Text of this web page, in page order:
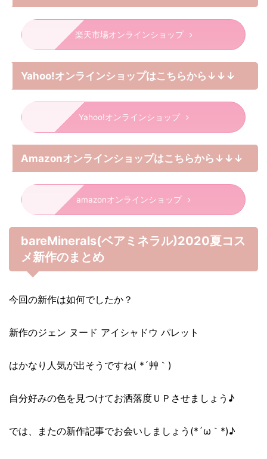
楽天市場オンラインショップ
Yahoo!オンラインショップはこちらから↓↓↓
Yahoo!オンラインショップ
Amazonオンラインショップはこちらから↓↓↓
amazonオンラインショップ
bareMinerals(ベアミネラル)2020夏コス
メ新作のまとめ
今回の新作は如何でしたか？
新作のジェン ヌード アイシャドウ パレット
はかなり人気が出そうですね( *´艸｀)
自分好みの色を見つけてお洒落度ＵＰさせましょう♪
では、またの新作記事でお会いしましょう(*´ω｀*)♪